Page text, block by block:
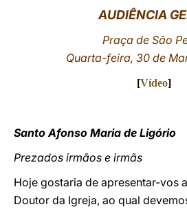
AUDIÊNCIA
Praça de São
Quarta-feira, 30 de
[Vídeo]
Santo Afonso Maria de Ligório
Prezados irmãos e irmãs
Hoje gostaria de apresentar-vos
Doutor da Igreja, ao qual